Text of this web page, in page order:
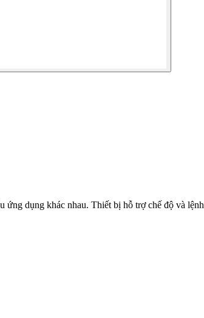
dụng khác nhau. Thiết bị hỗ trợ chế độ và